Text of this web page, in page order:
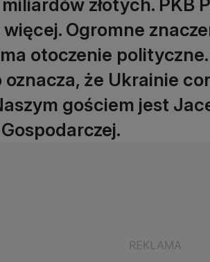
złotych. PKB
Ogromne
otoczenie
że Ukrainie
gościem jest